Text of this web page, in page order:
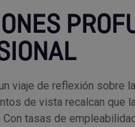
viaje de reflexión sobre
de vista recalcan que
tasas de